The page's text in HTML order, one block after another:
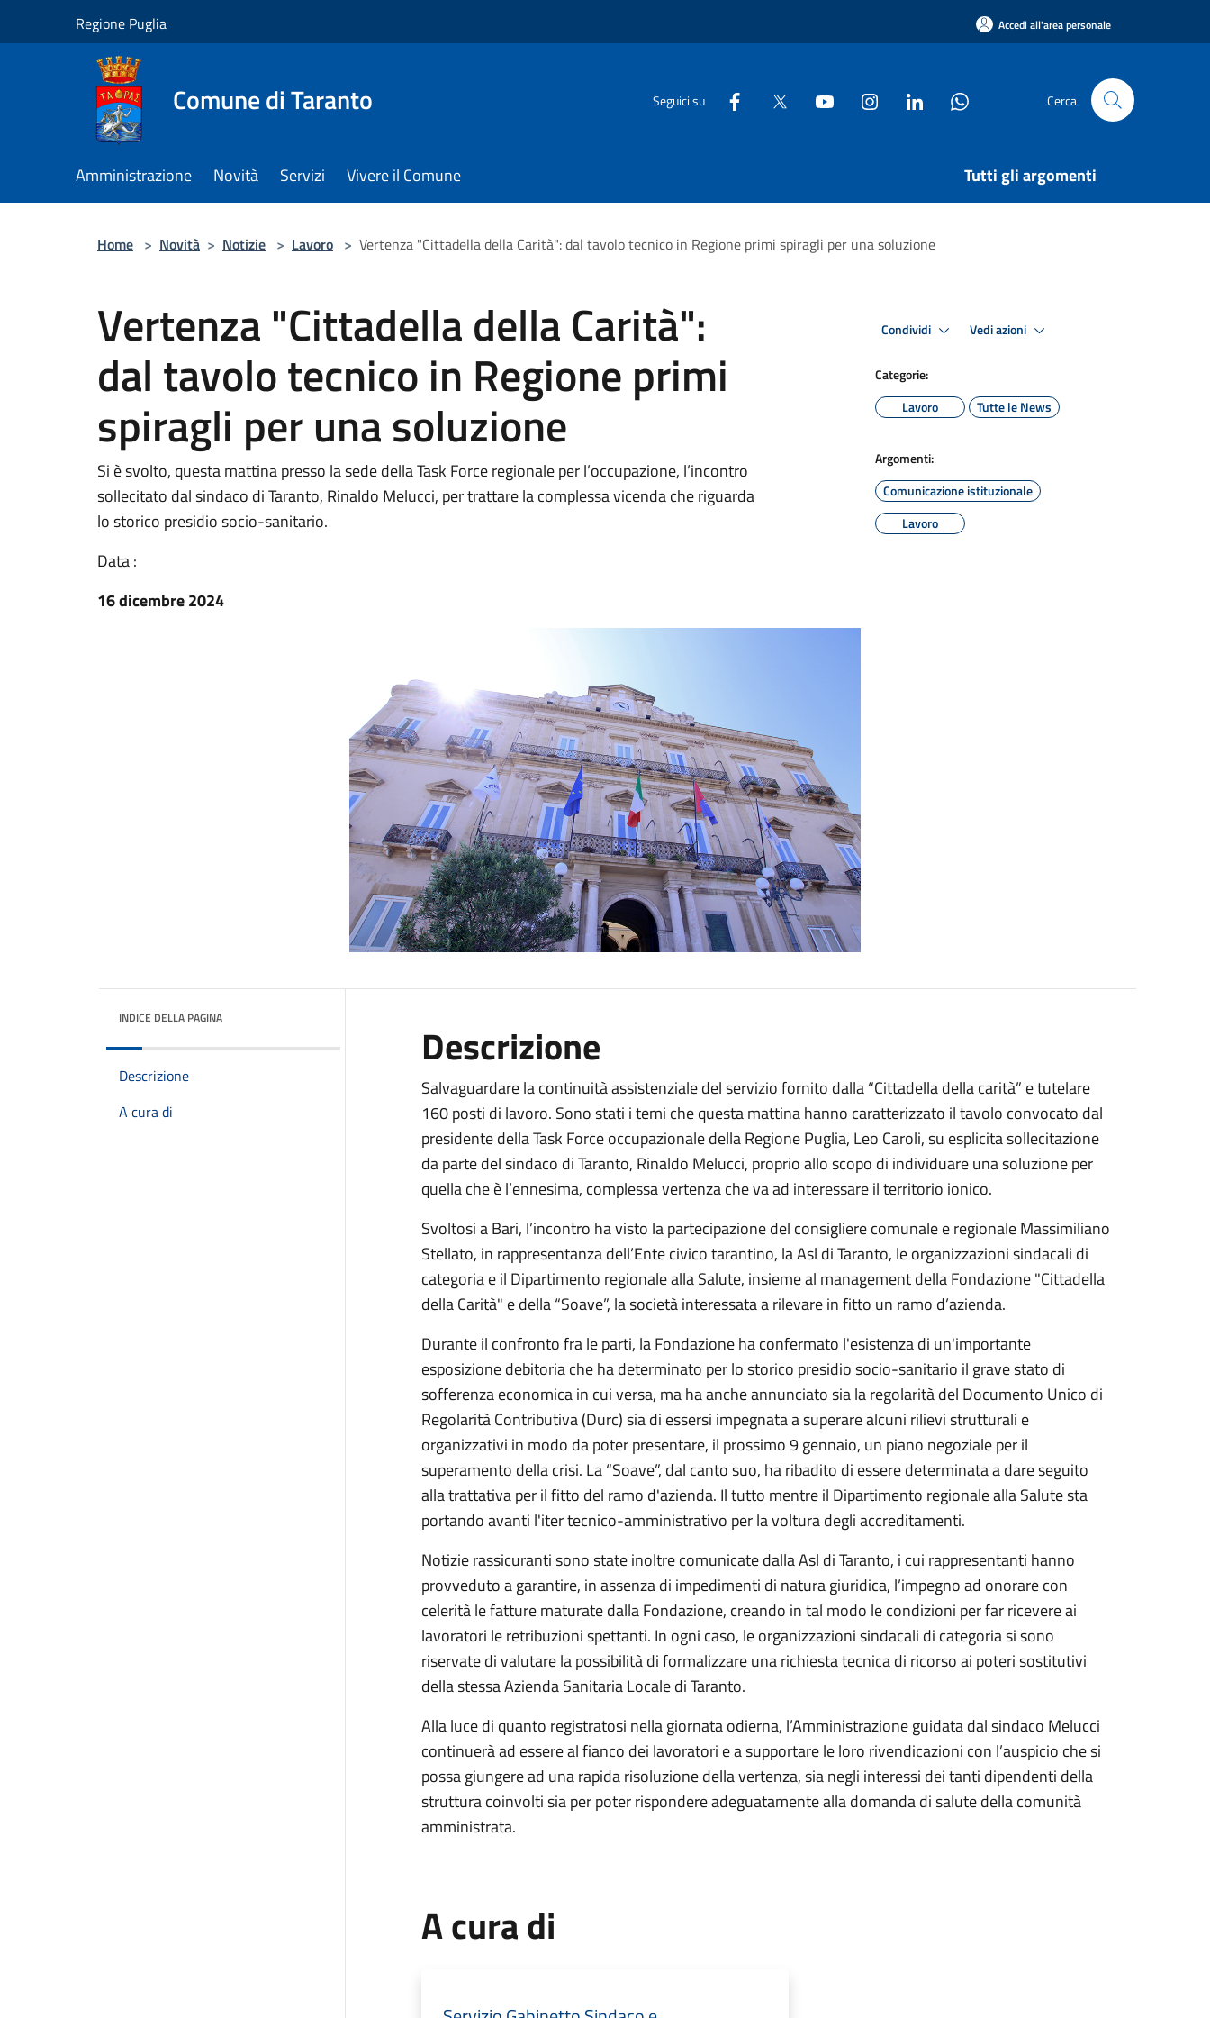
Regione Puglia Accedi all'area personale
Comune di Taranto Seguici su Cerca
Amministrazione Novità Servizi Vivere il Comune Tutti gli argomenti
Home > Novità > Notizie > Lavoro > Vertenza "Cittadella della Carità": dal tavolo tecnico in Regione primi spiragli per una soluzione
Vertenza "Cittadella della Carità":
dal tavolo tecnico in Regione primi
spiragli per una soluzione
Si è svolto, questa mattina presso la sede della Task Force regionale per l’occupazione, l’incontro
sollecitato dal sindaco di Taranto, Rinaldo Melucci, per trattare la complessa vicenda che riguarda
lo storico presidio socio-sanitario.
Data :
16 dicembre 2024
Condividi Vedi azioni
Categorie:
Lavoro
Tutte le News
Argomenti:
Comunicazione istituzionale
Lavoro
INDICE DELLA PAGINA
Descrizione
A cura di
Descrizione
Salvaguardare la continuità assistenziale del servizio fornito dalla “Cittadella della carità” e tutelare
160 posti di lavoro. Sono stati i temi che questa mattina hanno caratterizzato il tavolo convocato dal
presidente della Task Force occupazionale della Regione Puglia, Leo Caroli, su esplicita sollecitazione
da parte del sindaco di Taranto, Rinaldo Melucci, proprio allo scopo di individuare una soluzione per
quella che è l’ennesima, complessa vertenza che va ad interessare il territorio ionico.
Svoltosi a Bari, l’incontro ha visto la partecipazione del consigliere comunale e regionale Massimiliano
Stellato, in rappresentanza dell’Ente civico tarantino, la Asl di Taranto, le organizzazioni sindacali di
categoria e il Dipartimento regionale alla Salute, insieme al management della Fondazione "Cittadella
della Carità" e della “Soave”, la società interessata a rilevare in fitto un ramo d’azienda.
Durante il confronto fra le parti, la Fondazione ha confermato l'esistenza di un'importante
esposizione debitoria che ha determinato per lo storico presidio socio-sanitario il grave stato di
sofferenza economica in cui versa, ma ha anche annunciato sia la regolarità del Documento Unico di
Regolarità Contributiva (Durc) sia di essersi impegnata a superare alcuni rilievi strutturali e
organizzativi in modo da poter presentare, il prossimo 9 gennaio, un piano negoziale per il
superamento della crisi. La “Soave”, dal canto suo, ha ribadito di essere determinata a dare seguito
alla trattativa per il fitto del ramo d'azienda. Il tutto mentre il Dipartimento regionale alla Salute sta
portando avanti l'iter tecnico-amministrativo per la voltura degli accreditamenti.
Notizie rassicuranti sono state inoltre comunicate dalla Asl di Taranto, i cui rappresentanti hanno
provveduto a garantire, in assenza di impedimenti di natura giuridica, l’impegno ad onorare con
celerità le fatture maturate dalla Fondazione, creando in tal modo le condizioni per far ricevere ai
lavoratori le retribuzioni spettanti. In ogni caso, le organizzazioni sindacali di categoria si sono
riservate di valutare la possibilità di formalizzare una richiesta tecnica di ricorso ai poteri sostitutivi
della stessa Azienda Sanitaria Locale di Taranto.
Alla luce di quanto registratosi nella giornata odierna, l’Amministrazione guidata dal sindaco Melucci
continuerà ad essere al fianco dei lavoratori e a supportare le loro rivendicazioni con l’auspicio che si
possa giungere ad una rapida risoluzione della vertenza, sia negli interessi dei tanti dipendenti della
struttura coinvolti sia per poter rispondere adeguatamente alla domanda di salute della comunità
amministrata.
A cura di